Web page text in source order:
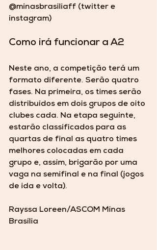
@minasbrasiliaff (twitter e
instagram)
Como irá funcionar a A2
Neste ano, a competição terá um
formato diferente. Serão quatro
fases. Na primeira, os times serão
distribuídos em dois grupos de oito
clubes cada. Na etapa seguinte,
estarão classificados para as
quartas de final as quatro times
melhores colocadas em cada
grupo e, assim, brigarão por uma
vaga na semifinal e na final (jogos
de ida e volta).
Rayssa Loreen/ASCOM Minas
Brasília